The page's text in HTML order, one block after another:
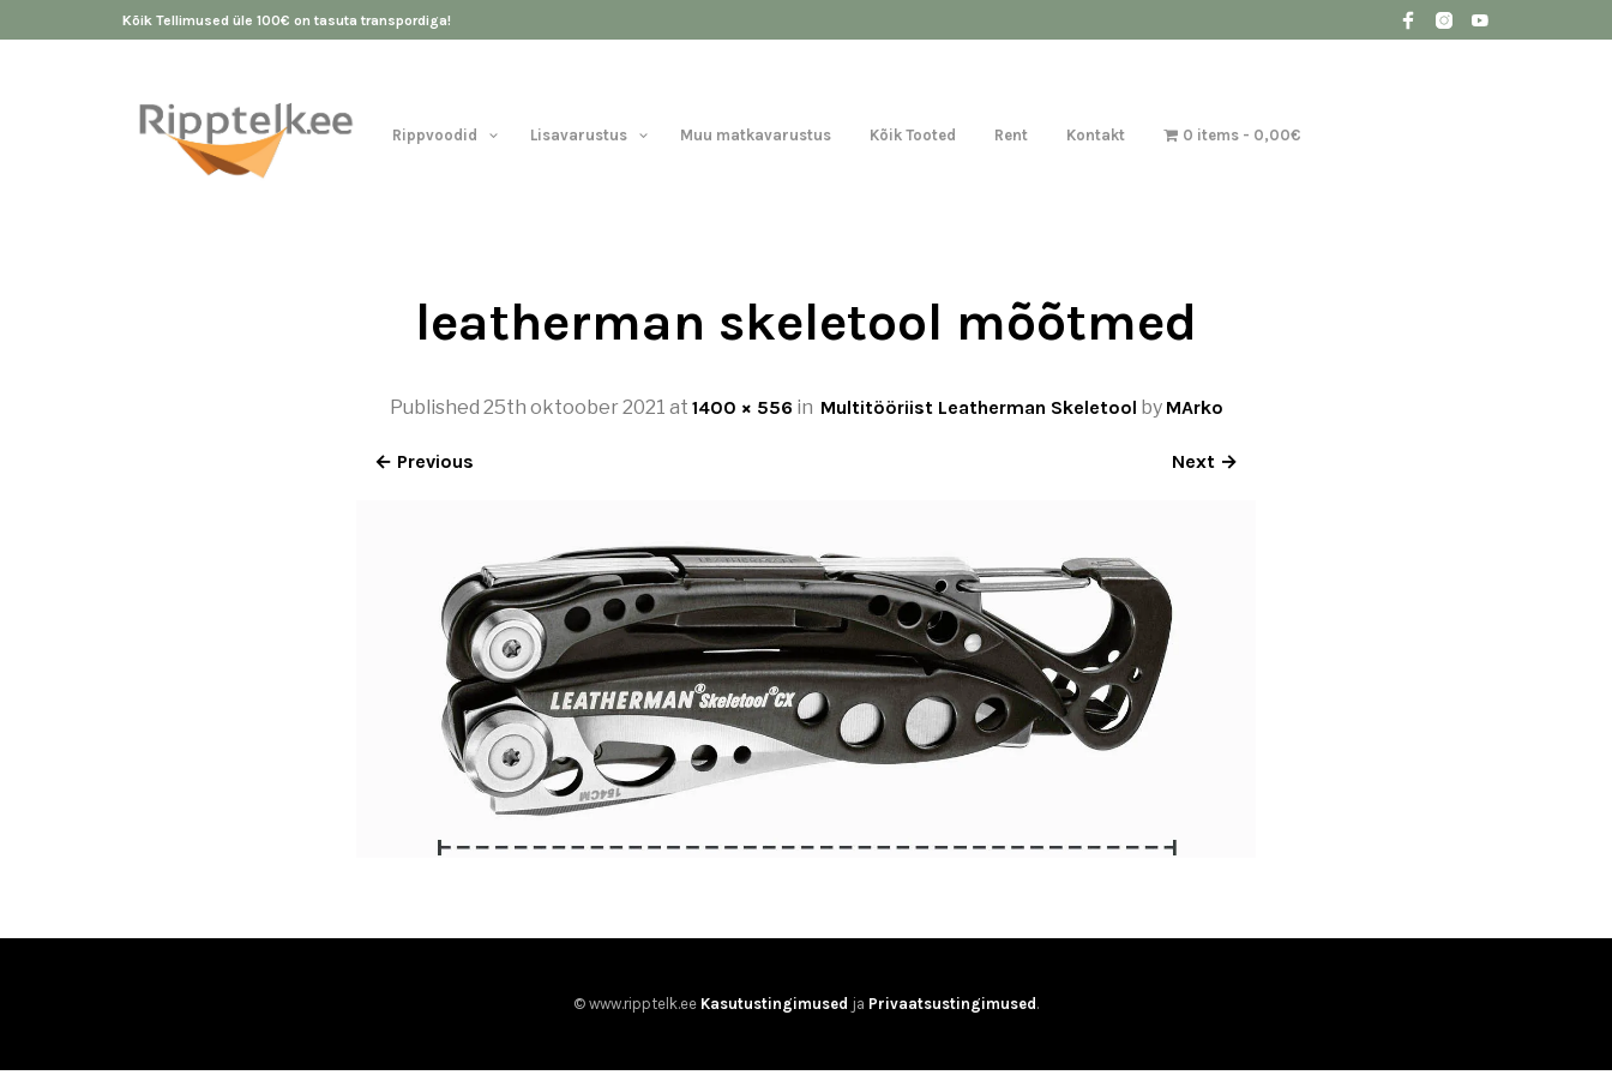
Kõik Tellimused üle 100€ on tasuta transpordiga!
Rippvoodid Lisavarustus Muu matkavarustus Kõik Tooted Rent Kontakt 0 items 0,00€
leatherman skeletool mõõtmed
Published 25th oktoober 2021 at 1400 × 556 in Multitööriist Leatherman Skeletool by MArko
← Previous Next →
© www.ripptelk.ee Kasutustingimused ja Privaatsustingimused .